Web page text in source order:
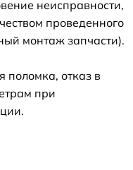
неисправности,
проведенного
монтаж запчасти).
отказ в
при